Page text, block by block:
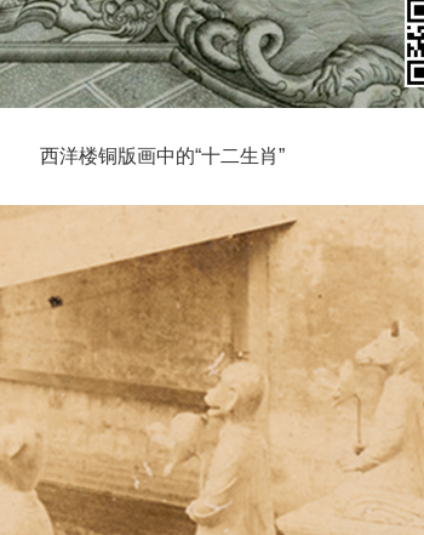
西洋楼铜版画中的“十二生肖”